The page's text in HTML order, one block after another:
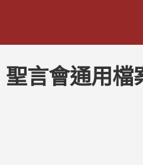
聖言會通用檔